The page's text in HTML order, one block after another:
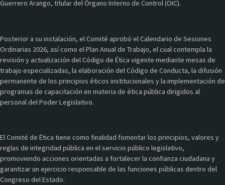
Guerrero Arango, titular del Órgano Interno de Control (OIC).
Posterior a su instalación, el Comité aprobó el Calendario de Sesiones
Ordinarias 2026, así como el Plan Anual de Trabajo, el cual contempla la
revisión y actualización del Código de Ética vigente mediante mesas de
trabajo especializadas, la elaboración del Código de Conducta, la difusión
permanente de los principios éticos institucionales y la implementación de
programas de capacitación en materia de ética pública dirigidos al
personal del Poder Legislativo.
El Comité de Ética tiene como finalidad fomentar los principios, valores y
reglas de integridad pública en el servicio público legislativo,
promoviendo acciones orientadas a fortalecer la confianza ciudadana y
garantizar un ejercicio responsable de las funciones públicas dentro del
Congreso del Estado.